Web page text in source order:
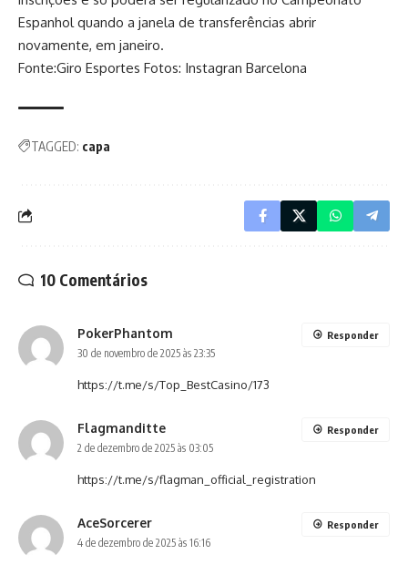
Espanhol quando a janela de transferências abrir
novamente, em janeiro.
Fonte:Giro Esportes Fotos: Instagran Barcelona
TAGGED: capa
10 Comentários
PokerPhantom
30 de novembro de 2025 às 23:35
https://t.me/s/Top_BestCasino/173
Responder
Flagmanditte
2 de dezembro de 2025 às 03:05
https://t.me/s/flagman_official_registration
Responder
AceSorcerer
4 de dezembro de 2025 às 16:16
Responder